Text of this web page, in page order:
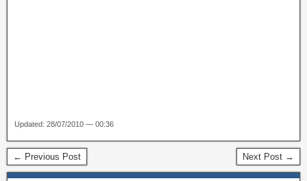
Updated: 28/07/2010 — 00:36
← Previous Post Next Post →